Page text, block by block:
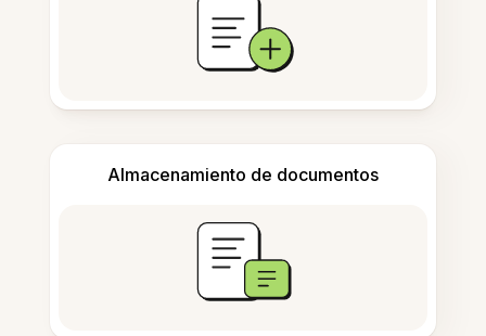
Almacenamiento de documentos